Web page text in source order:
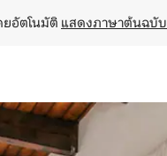
ยอัตโนมัติ แสดงภาษาต้นฉบับ